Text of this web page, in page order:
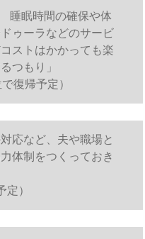
睡眠時間の確保や体
ゥーラなどのサービ
ストはかかっても楽
つもり」
復帰予定）
応など、夫や職場と
体制をつくっておき
定）